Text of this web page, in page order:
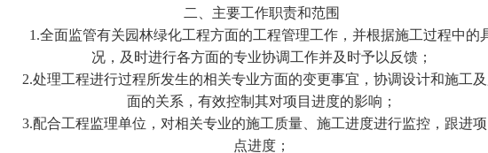
二、主要工作职责和范围
1.全面监管有关园林绿化工程方面的工程管理工作，并根据施工过程中的
况，及时进行各方面的专业协调工作并及时予以反馈；
2.处理工程进行过程所发生的相关专业方面的变更事宜，协调设计和施工
面的关系，有效控制其对项目进度的影响；
3.配合工程监理单位，对相关专业的施工质量、施工进度进行监控，跟进
点进度；